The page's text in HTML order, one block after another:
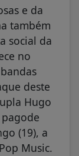
e da
também
social da
no
deste
Hugo
(19), a
Music.